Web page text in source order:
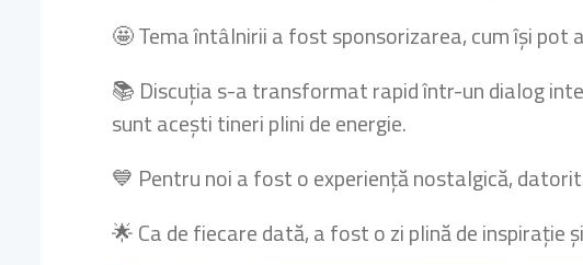
🤩 Tema întâlnirii a fost sponsorizarea, cum își pot
📚 Discuția s-a transformat rapid într-un dialog
sunt acești tineri plini de energie.
💙 Pentru noi a fost o experiență nostalgică,
🌟 Ca de fiecare dată, a fost o zi plină de inspirație